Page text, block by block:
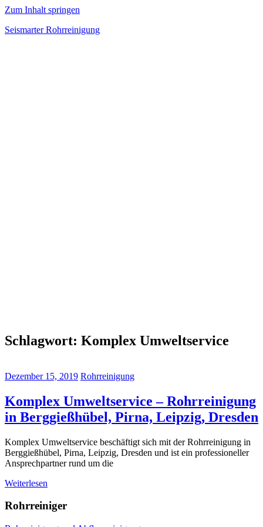
Zum Inhalt springen
Seismarter Rohrreinigung
Schlagwort: Komplex Umweltservice
Dezember 15, 2019 Rohrreinigung
Komplex Umweltservice – Rohrreinigung
in Berggießhübel, Pirna, Leipzig, Dresden
Komplex Umweltservice beschäftigt sich mit der Rohrreinigung in
Berggießhübel, Pirna, Leipzig, Dresden und ist ein professioneller
Ansprechpartner rund um die
Weiterlesen
Rohrreiniger